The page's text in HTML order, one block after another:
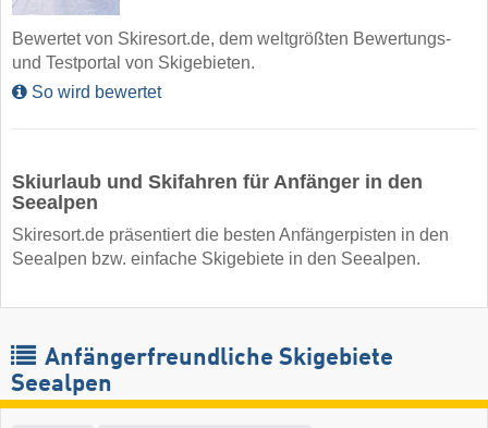
Bewertet von Skiresort.de, dem weltgrößten Bewertungs-
und Testportal von Skigebieten.
So wird bewertet
Skiurlaub und Skifahren für Anfänger in den
Seealpen
Skiresort.de präsentiert die besten Anfängerpisten in den
Seealpen bzw. einfache Skigebiete in den Seealpen.
Anfängerfreundliche Skigebiete
Seealpen